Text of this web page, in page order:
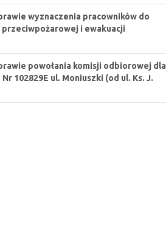
wyznaczenia pracowników do
i ewakuacji
powołania komisji odbiorowej dla
102829E ul. Moniuszki (od ul. Ks. J.